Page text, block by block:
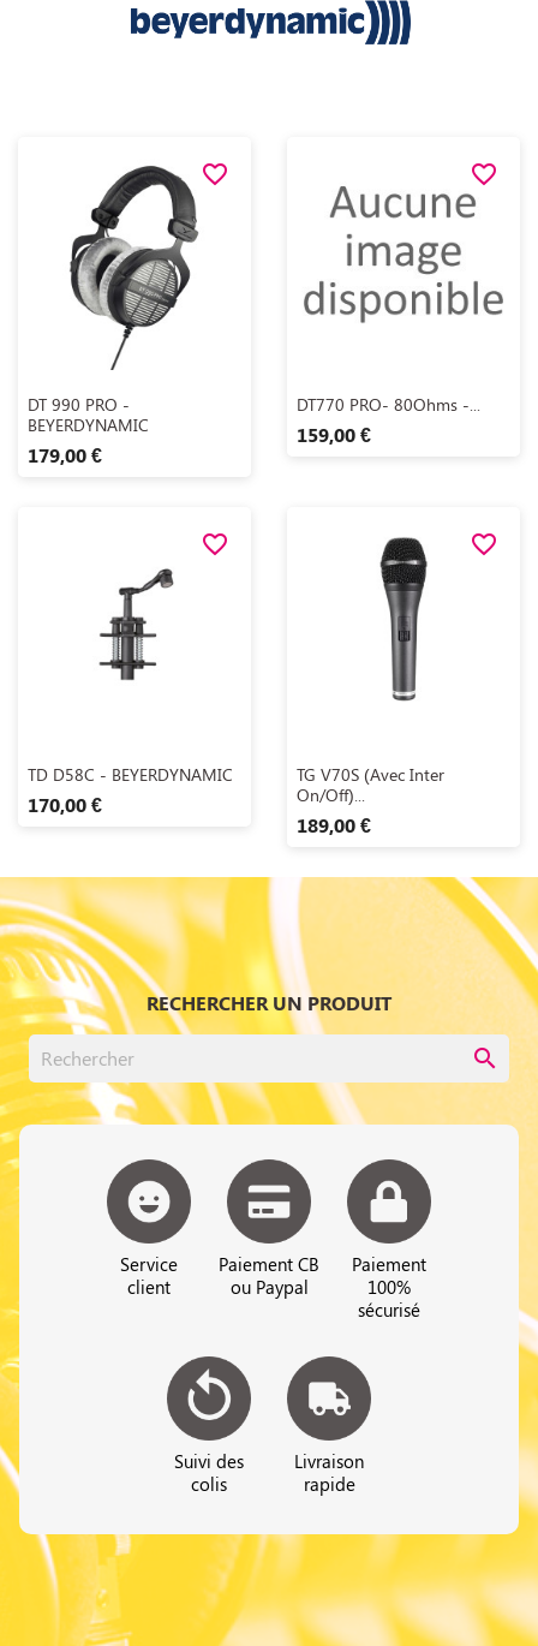
Aperçu rapide
DT 990 PRO -
BEYERDYNAMIC
179,00 €
favorite_border
Aperçu rapide
DT770 PRO- 80Ohms -...
159,00 €
favorite_border
Aperçu rapide
TD D58C - BEYERDYNAMIC
170,00 €
favorite_border
Aperçu rapide
TG V70S (avec Inter
On/Off)...
189,00 €
favorite_border
RECHERCHER UN PRODUIT
search
Service
client
Paiement CB
ou Paypal
Paiement
100%
sécurisé
Suivi des
colis
Livraison
rapide